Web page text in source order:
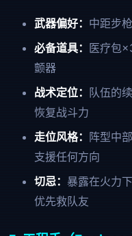
武器偏好： 中距步
必备道具： 医疗包
颤器
战术定位： 队伍的
恢复战斗力
走位风格： 阵型中
支援任何方向
切忌： 暴露在火力
优先救队友